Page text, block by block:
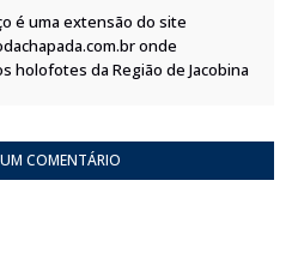
é uma extensão do site
onde
holofotes da Região de Jacobina
COMENTÁRIO